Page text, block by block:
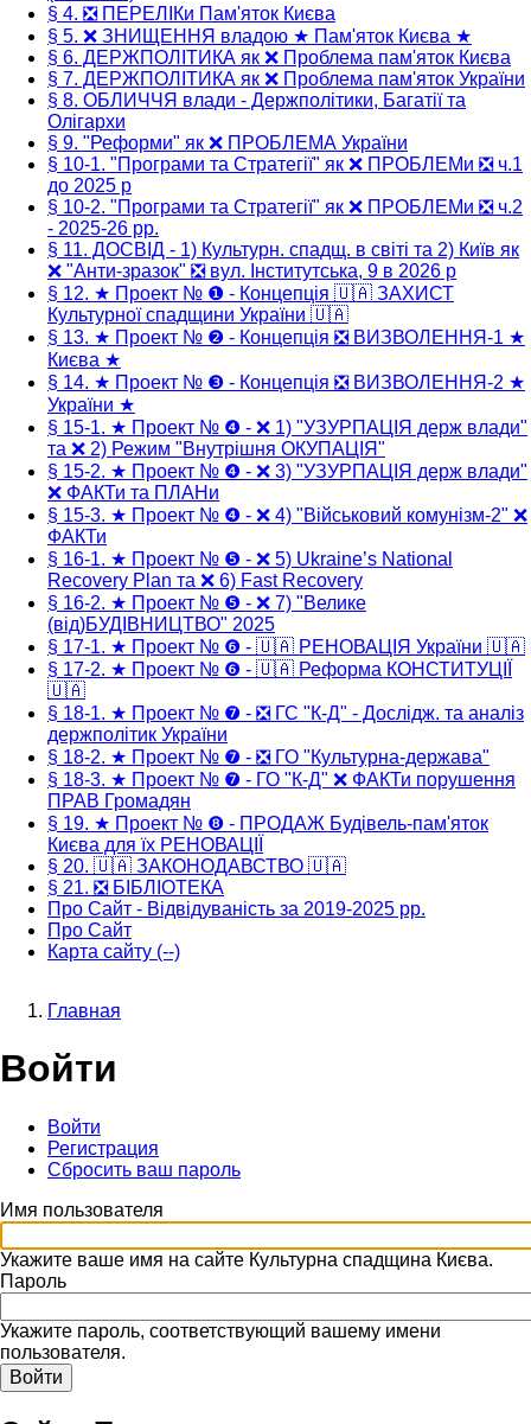
§ 4. ❎ ПЕРЕЛІКи Пам'яток Києва
§ 5. ❌ ЗНИЩЕННЯ владою ★ Пам'яток Києва ★
§ 6. ДЕРЖПОЛІТИКА як ❌ Проблема пам'яток Києва
§ 7. ДЕРЖПОЛІТИКА як ❌ Проблема пам'яток України
§ 8. ОБЛИЧЧЯ влади - Держполітики, Багатії та
Олігархи
§ 9. "Реформи" як ❌ ПРОБЛЕМА України
§ 10-1. "Програми та Стратегії" як ❌ ПРОБЛЕМи ❎ ч.1
до 2025 р
§ 10-2. "Програми та Стратегії" як ❌ ПРОБЛЕМи ❎ ч.2
- 2025-26 рр.
§ 11. ДОСВІД - 1) Культурн. спадщ. в світі та 2) Київ як
❌ "Анти-зразок" ❎ вул. Інститутська, 9 в 2026 р
§ 12. ★ Проект № ❶ - Концепція 🇺🇦 ЗАХИСТ
Культурної спадщини України 🇺🇦
§ 13. ★ Проект № ❷ - Концепція ❎ ВИЗВОЛЕННЯ-1 ★
Києва ★
§ 14. ★ Проект № ❸ - Концепція ❎ ВИЗВОЛЕННЯ-2 ★
України ★
§ 15-1. ★ Проект № ❹ - ❌ 1) "УЗУРПАЦІЯ держ влади"
та ❌ 2) Режим "Внутрішня ОКУПАЦІЯ"
§ 15-2. ★ Проект № ❹ - ❌ 3) "УЗУРПАЦІЯ держ влади"
❌ ФАКТи та ПЛАНи
§ 15-3. ★ Проект № ❹ - ❌ 4) "Військовий комунізм-2" ❌
ФАКТи
§ 16-1. ★ Проект № ❺ - ❌ 5) Ukraine’s National
Recovery Plan та ❌ 6) Fast Recovery
§ 16-2. ★ Проект № ❺ - ❌ 7) "Велике
(від)БУДІВНИЦТВО" 2025
§ 17-1. ★ Проект № ❻ - 🇺🇦 РЕНОВАЦІЯ України 🇺🇦
§ 17-2. ★ Проект № ❻ - 🇺🇦 Реформа КОНСТИТУЦІЇ
🇺🇦
§ 18-1. ★ Проект № ❼ - ❎ ГС "К-Д" - Дослідж. та аналіз
держполітик України
§ 18-2. ★ Проект № ❼ - ❎ ГО "Культурна-держава"
§ 18-3. ★ Проект № ❼ - ГО "К-Д" ❌ ФАКТи порушення
ПРАВ Громадян
§ 19. ★ Проект № ❽ - ПРОДАЖ Будівель-пам'яток
Києва для їх РЕНОВАЦІЇ
§ 20. 🇺🇦 ЗАКОНОДАВСТВО 🇺🇦
§ 21. ❎ БІБЛІОТЕКА
Про Сайт - Відвідуваність за 2019-2025 рр.
Про Сайт
Карта сайту (--)
навигации
Главная
Войти
Главные
вкладки
Войти
вкладка)
Регистрация
Сбросить ваш пароль
Имя пользователя
Укажите ваше имя на сайте Культурна спадщина Києва.
Пароль
Укажите пароль, соответствующий вашему имени
пользователя.